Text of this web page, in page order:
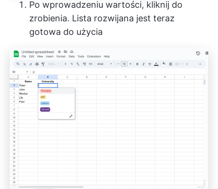
Po wprowadzeniu wartości, kliknij do
zrobienia. Lista rozwijana jest teraz
gotowa do użycia